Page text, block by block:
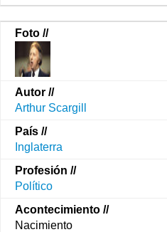
Arthur Scargill
Inglaterra
Político
Nacimiento